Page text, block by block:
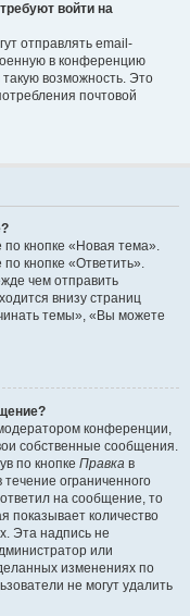
войти на
отправлять email-
в конференцию
возможность. Это
почтовой
кнопке «Новая тема».
кнопке «Ответить».
чем отправить
внизу страниц
темы», «Вы можете
конференции,
собственные сообщения.
по кнопке Правка в
ограниченного
на сообщение, то
показывает количество
Эта надпись не
или
изменениях по
не могут удалить